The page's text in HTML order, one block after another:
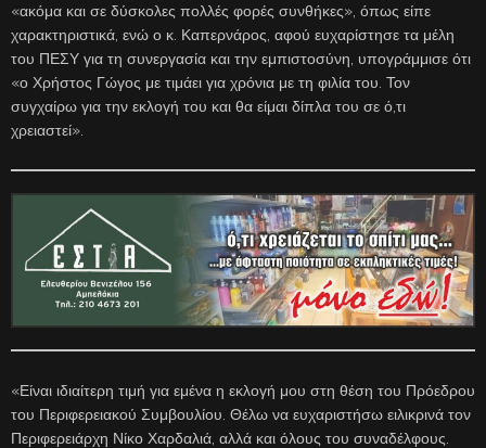
«ακόμα και σε δύσκολες πολλές φορές συνθήκες», όπως είπε
χαρακτηριστικά, ενώ ο κ. Καπερνάρος, αφού ευχαρίστησε τα μέλη
του ΠΕΣΥ για τη συνεργασία και την εμπιστοσύνη, υπογράμμισε ότι
«ο Χρήστος Γώγος με τιμάει για χρόνια με τη φιλία του. Τον
συγχαίρω για την εκλογή του και θα είμαι δίπλα του σε ό,τι
χρειαστεί».
«Είναι ιδιαίτερη τιμή για εμένα η εκλογή μου στη θέση του Πρόεδρου
του Περιφερειακού Συμβουλίου. Θέλω να ευχαριστήσω ειλικρινά τον
Περιφερειάρχη Νίκο Χαρδαλιά, αλλά και όλους του συναδέλφους.